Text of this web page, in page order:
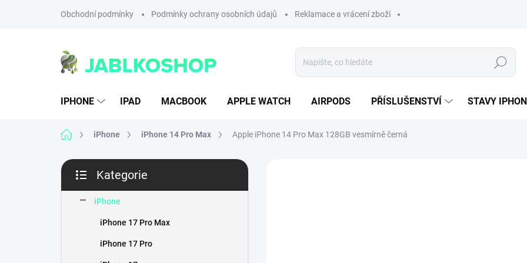
Obchodní podmínky Podmínky ochrany osobních údajů Reklamace a vrácení zboží
Hledat
IPHONE IPAD MACBOOK APPLE WATCH AIRPODS PŘÍSLUŠENSTVÍ STAVY
Domů iPhone iPhone 14 Pro Max Apple iPhone 14 Pro Max 128GB vesmírně černá
P
s
kategorie
Kategorie
iPhone
iPhone 17 Pro Max
iPhone 17 Pro